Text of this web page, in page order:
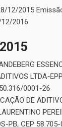
12/2015
2016
LTDA-EPP
0001-26
DE
PB, CEP